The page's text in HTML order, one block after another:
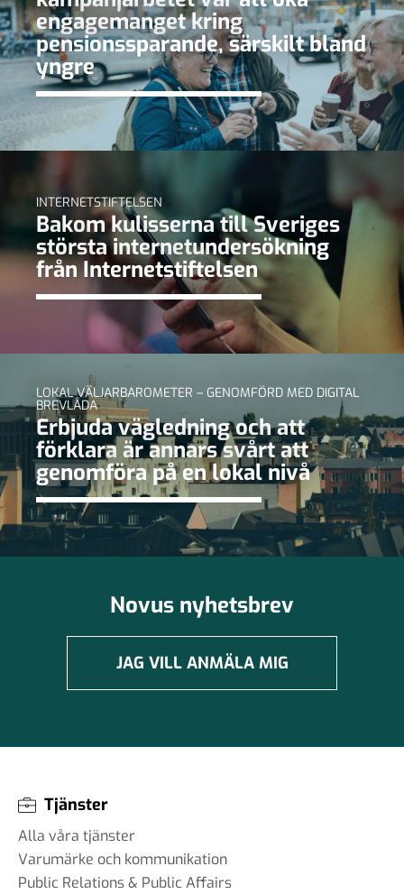
engagemanget kring
pensionssparande, särskilt bland
yngre
INTERNETSTIFTELSEN
Bakom kulisserna till Sveriges
största internetundersökning
från Internetstiftelsen
LOKAL VÄLJARBAROMETER – GENOMFÖRD MED DIGITAL
BREVLÅDA
Erbjuda vägledning och att
förklara är annars svårt att
genomföra på en lokal nivå
Novus nyhetsbrev
JAG VILL ANMÄLA MIG
Tjänster
Alla våra tjänster
Varumärke och kommunikation
Public Relations & Public Affairs